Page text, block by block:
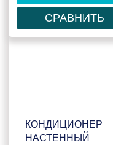
СРАВНИТЬ
КОНДИЦИОНЕР
НАСТЕННЫЙ